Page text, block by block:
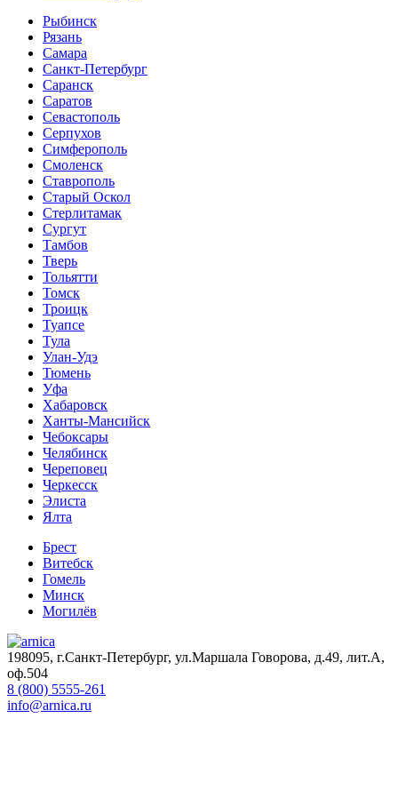
Рыбинск
Рязань
Самара
Санкт-Петербург
Саранск
Саратов
Севастополь
Серпухов
Симферополь
Смоленск
Ставрополь
Старый Оскол
Стерлитамак
Сургут
Тамбов
Тверь
Тольятти
Томск
Троицк
Туапсе
Тула
Улан-Удэ
Тюмень
Уфа
Хабаровск
Ханты-Мансийск
Чебоксары
Челябинск
Череповец
Черкесск
Элиста
Ялта
Брест
Витебск
Гомель
Минск
Могилёв
198095, г.Санкт-Петербург, ул.Маршала Говорова, д.49, лит.А,
оф.504
8 (800) 5555-261
info@arnica.ru